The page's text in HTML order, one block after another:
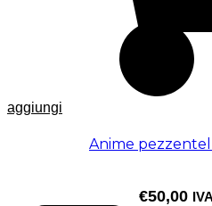
aggiungi
Anime
€50,00